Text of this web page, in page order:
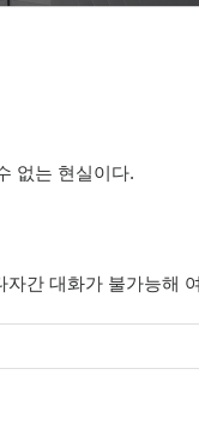
없는 현실이다.
자간 대화가 불가능해